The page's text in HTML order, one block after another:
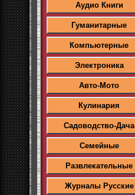
Аудио Книги
Гуманитарные
Компьютерные
Электроника
Авто-Мото
Кулинария
Садоводство-Дача
Семейные
Развлекательные
Журналы Русские